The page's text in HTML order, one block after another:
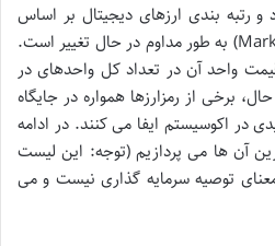
و رتبه بندی ارزهای دیجیتال بر اساس
ارزش بازار (Market Capitalization) به طور مداوم در حال تغییر است.
واحد آن در تعداد کل واحدهای در
برخی از رمزارزها همواره در جایگاه
در اکوسیستم ایفا می کنند. در ادامه
آن ها می پردازیم (توجه: این لیست
توصیه سرمایه گذاری نیست و می